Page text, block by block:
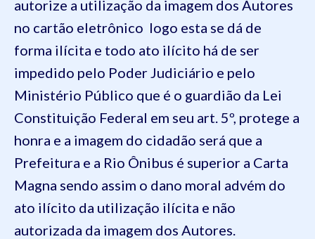
autorize a utilização da imagem dos Autores
no cartão eletrônico logo esta se dá de
forma ilícita e todo ato ilícito há de ser
impedido pelo Poder Judiciário e pelo
Ministério Público que é o guardião da Lei
Constituição Federal em seu art. 5º, protege a
honra e a imagem do cidadão será que a
Prefeitura e a Rio Ônibus é superior a Carta
Magna sendo assim o dano moral advém do
ato ilícito da utilização ilícita e não
autorizada da imagem dos Autores.